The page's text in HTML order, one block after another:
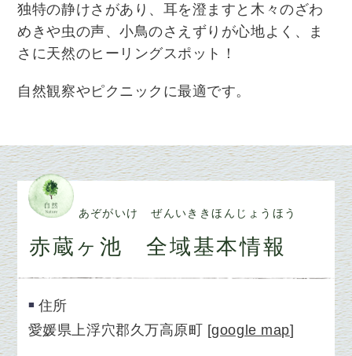
独特の静けさがあり、耳を澄ますと木々のざわ
めきや虫の声、小鳥のさえずりが心地よく、ま
さに天然のヒーリングスポット！
自然観察やピクニックに最適です。
あぞがいけ ぜんいききほんじょうほう
赤蔵ヶ池 全域基本情報
住所
愛媛県上浮穴郡久万高原町
[google map]